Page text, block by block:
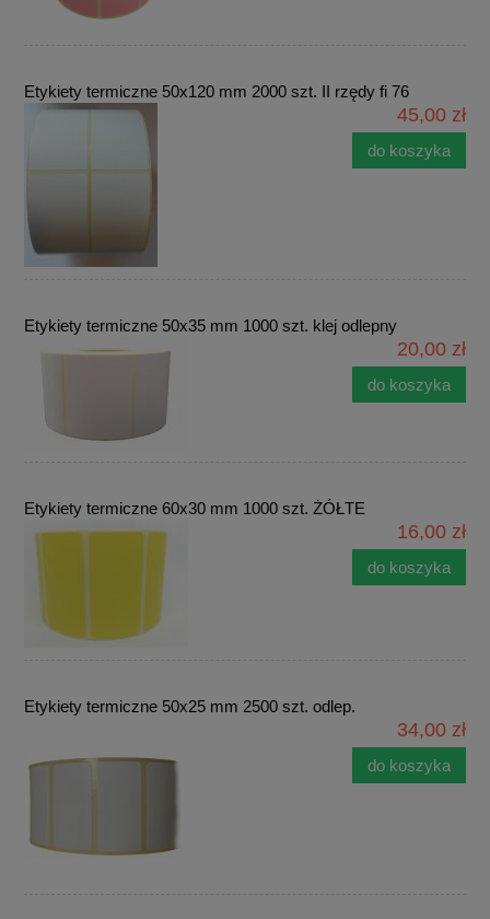
Etykiety termiczne 50x120 mm 2000 szt. II rzędy fi 76
45,00 zł
do koszyka
Etykiety termiczne 50x35 mm 1000 szt. klej odlepny
20,00 zł
do koszyka
Etykiety termiczne 60x30 mm 1000 szt. ŻÓŁTE
16,00 zł
do koszyka
Etykiety termiczne 50x25 mm 2500 szt. odlep.
34,00 zł
do koszyka